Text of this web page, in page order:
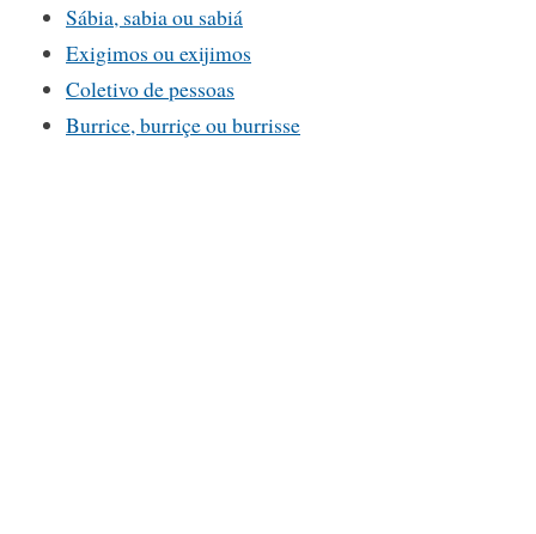
Sábia, sabia ou sabiá
Exigimos ou exijimos
Coletivo de pessoas
Burrice, burriçe ou burrisse